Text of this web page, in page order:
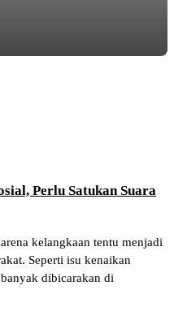
Perlu Satukan Suara
kelangkaan tentu menjadi
Seperti isu kenaikan
dibicarakan di